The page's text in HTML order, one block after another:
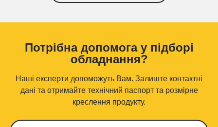
Потрібна допомога у підборі
обладнання?
Наші експерти допоможуть Вам. Залиште контактні
дані та отримайте технічний паспорт та розмірне
креслення продукту.